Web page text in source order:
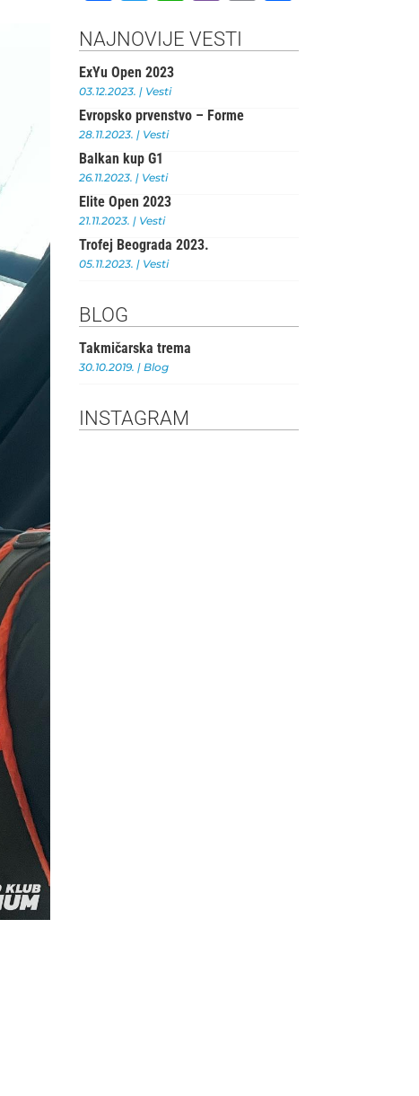
c
e
b
o
o
k
it
te
r
at
A
p
e ai ar
NAJNOVIJE VESTI
ExYu Open 2023
03.12.2023. | Vesti
Evropsko prvenstvo – Forme
28.11.2023. | Vesti
Balkan kup G1
26.11.2023. | Vesti
Elite Open 2023
21.11.2023. | Vesti
Trofej Beograda 2023.
05.11.2023. | Vesti
BLOG
Takmičarska trema
30.10.2019. | Blog
INSTAGRAM